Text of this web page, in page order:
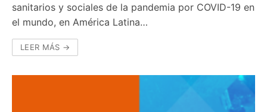
sanitarios y sociales de la pandemia por COVID-19 en
el mundo, en América Latina…
LEER MÁS →